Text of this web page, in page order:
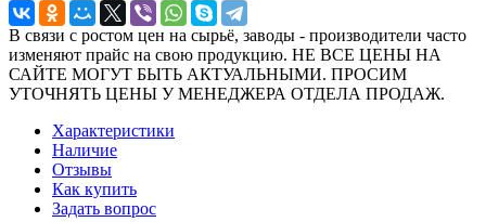
В связи с ростом цен на сырьё, заводы - производители часто
изменяют прайс на свою продукцию. НЕ ВСЕ ЦЕНЫ НА
САЙТЕ МОГУТ БЫТЬ АКТУАЛЬНЫМИ. ПРОСИМ
УТОЧНЯТЬ ЦЕНЫ У МЕНЕДЖЕРА ОТДЕЛА ПРОДАЖ.
Характеристики
Наличие
Отзывы
Как купить
Задать вопрос